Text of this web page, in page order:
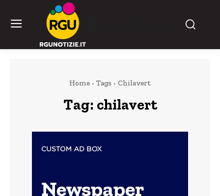
Home Tags Chilavert
Tag: chilavert